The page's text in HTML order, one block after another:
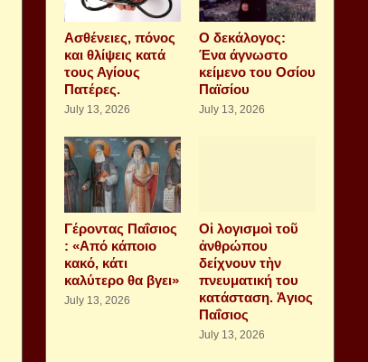
Aσθένειες, πόνος
και θλίψεις κατά
τους Αγίους
Πατέρες.
July 13, 2026
Ο δεκάλογος:
Ένα άγνωστο
κείμενο του Οσίου
Παϊσίου
July 13, 2026
Γέροντας Παΐσιος
: «Από κάποιο
κακό, κάτι
καλύτερο θα βγει»
July 13, 2026
Οἱ λογισμοὶ τοῦ
ἀνθρώπου
δείχνουν τὴν
πνευματική του
κατάσταση. Ἁγιος
Παΐσιος
July 13, 2026